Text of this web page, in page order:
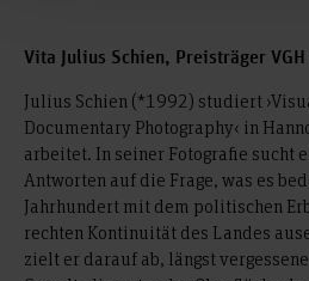
Vita Julius Schien, Preisträger
Julius Schien (*1992) studiert
Documentary Photography‹ in
arbeitet. In seiner Fotografie sucht
Antworten auf die Frage, was es
Jahrhundert mit dem politischen
rechten Kontinuität des Landes
zielt er darauf ab, längst